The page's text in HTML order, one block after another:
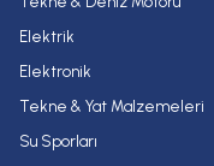
Elektrik
Elektronik
Tekne & Yat Malzemeleri
Su Sporları